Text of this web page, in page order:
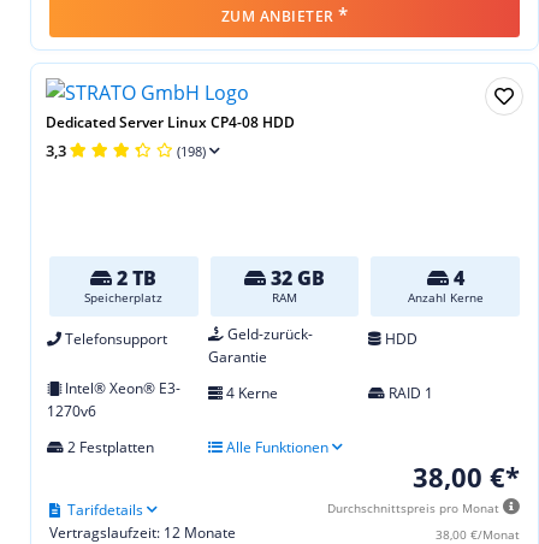
ZUM ANBIETER *
Dedicated Server Linux CP4-08 HDD
3,3 (198)
2 TB
Speicherplatz
32 GB
RAM
4
Anzahl Kerne
Telefonsupport
Geld-zurück-
Garantie
HDD
Intel® Xeon® E3-
1270v6
4 Kerne RAID 1
2 Festplatten Alle Funktionen
38,00 €*
Durchschnittspreis pro Monat
38,00 €/Monat
Vertragslaufzeit: 12 Monate
Tarifdetails